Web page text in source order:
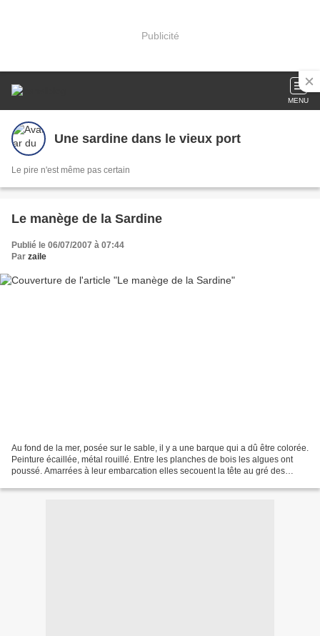
Publicité
MENU
Une sardine dans le vieux port
Le pire n'est même pas certain
Le manège de la Sardine
Publié le 06/07/2007 à 07:44
Par zaile
Au fond de la mer, posée sur le sable, il y a une barque qui a dû être colorée.
Peinture écaillée, métal rouillé. Entre les planches de bois les algues ont
poussé. Amarrées à leur embarcation elles secouent la tête au gré des